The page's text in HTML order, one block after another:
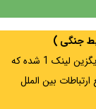
جنگی )
اگر از ایران به آدرس مخفی متصل هستید ، لینک 3 جایگزین لینک 1 شده که
بین الملل